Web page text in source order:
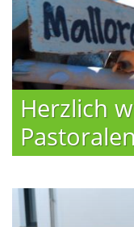
Herzlich